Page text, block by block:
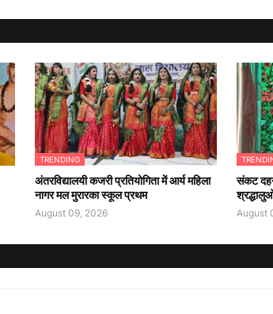
TRENDING
अंतरविद्यालयी कजरी प्रतियोगिता में आर्य महिला
नागर मल मुरारका स्कूल प्रथम
August 09, 2026
संकट
August